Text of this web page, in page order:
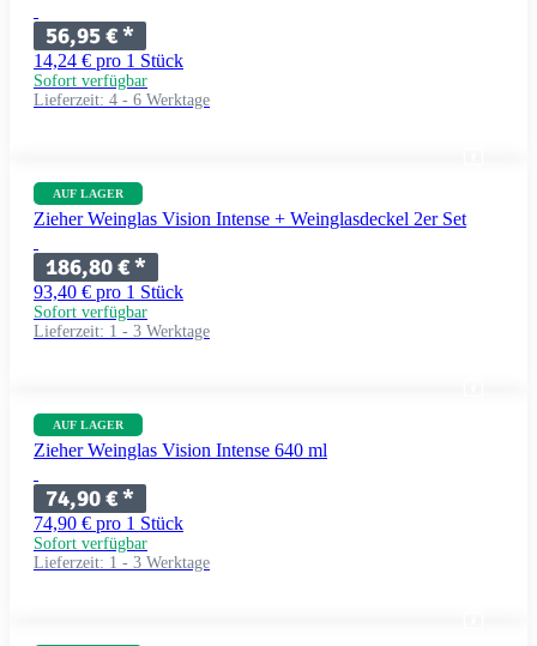
56,95 €*
14,24 € pro 1 Stück
Sofort verfügbar
Lieferzeit: 4 - 6 Werktage
AUF LAGER
Zieher Weinglas Vision Intense + Weinglasdeckel 2er Set
186,80 €*
93,40 € pro 1 Stück
Sofort verfügbar
Lieferzeit: 1 - 3 Werktage
AUF LAGER
Zieher Weinglas Vision Intense 640 ml
74,90 €*
74,90 € pro 1 Stück
Sofort verfügbar
Lieferzeit: 1 - 3 Werktage